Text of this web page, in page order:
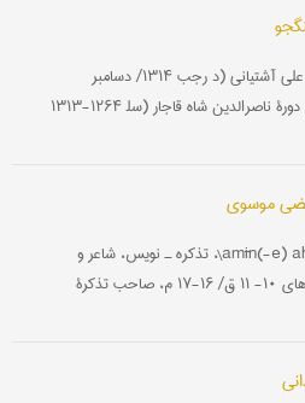
امین‌حضور \amīn-hozūr\، آقا علی آشتیانی (د رجب ۱۳۱۴/ دسامبر
۱۸۹۶)، از رجال سیاسی و درباری دورۀ ناصرالدین شاه قاجار (سل‍ ۱۲۶۴-۱۳۱۳
موسوی
امین‌احمد رازی \amīn(-e) ahmad-e rāzī\، تذکره ـ ‌نویس، شاعر و
ادیب نـامی عصر صفوی در سده‌های ۱۰- ۱۱ ق/ ۱۶-۱۷ م، صاحب تذکرۀ